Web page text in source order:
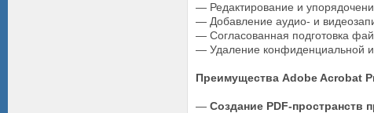
— Редактирование и
— Добавление аудио- и
— Согласованная подготовка
— Удаление конфиденциальной
Преимущества Adobe Acrobat
— Создание PDF-пространств